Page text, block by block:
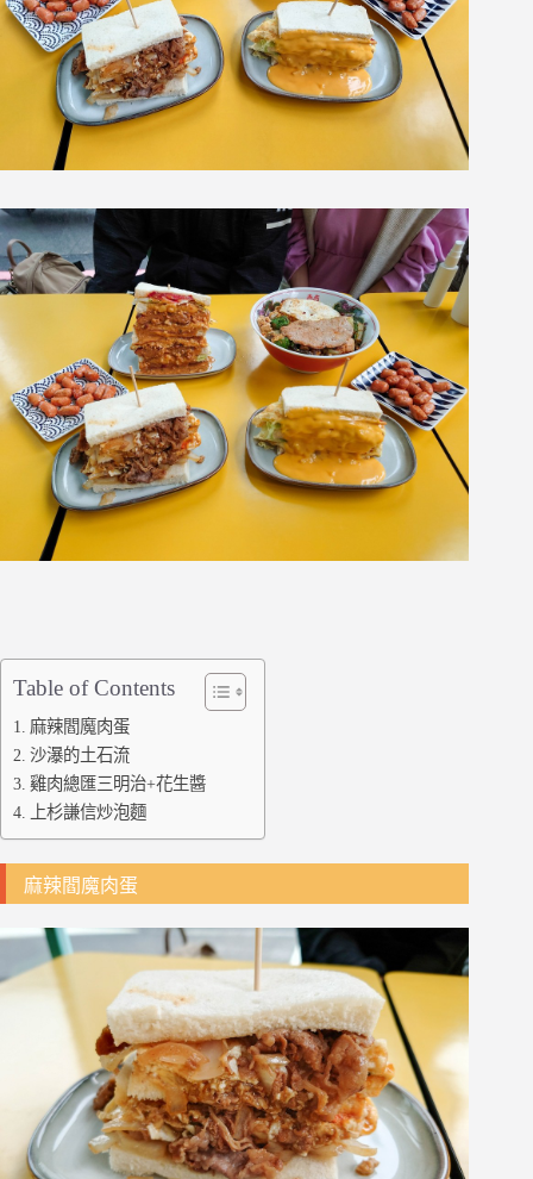
Table of Contents
麻辣閻魔肉蛋
沙瀑的土石流
雞肉總匯三明治+花生醬
上杉謙信炒泡麵
麻辣閻魔肉蛋